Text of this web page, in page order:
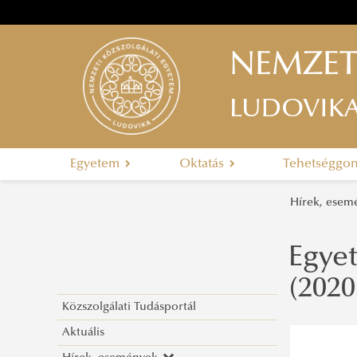
Egyetem Oktatás
Hírek,
Közszolgálati Tudásportál
Aktuális